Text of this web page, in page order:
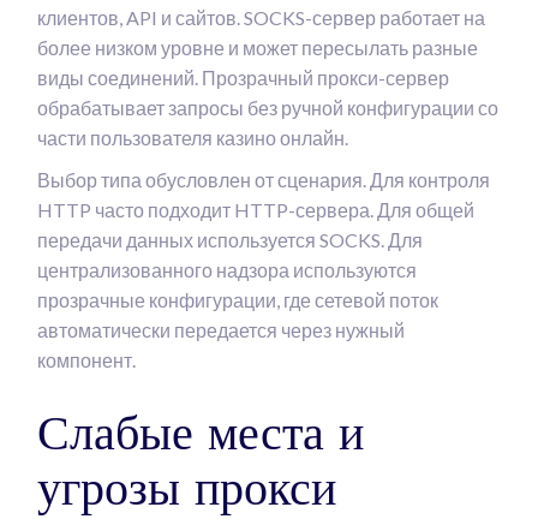
клиентов, API и сайтов. SOCKS-сервер работает на
более низком уровне и может пересылать разные
виды соединений. Прозрачный прокси-сервер
обрабатывает запросы без ручной конфигурации со
части пользователя казино онлайн.
Выбор типа обусловлен от сценария. Для контроля
HTTP часто подходит HTTP-сервера. Для общей
передачи данных используется SOCKS. Для
централизованного надзора используются
прозрачные конфигурации, где сетевой поток
автоматически передается через нужный
компонент.
Слабые места и
угрозы прокси